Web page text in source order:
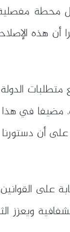
الدستورية، أبرز أن التعديل
أن هذه
في هذا
على أن
على
ويعزز